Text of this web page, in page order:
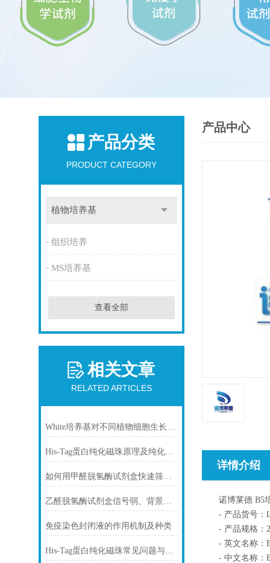
产品分类
PRODUCT CATEGORY
植物培养基
组织培养
MS培养基
查看全部
相关文章
RELATED ARTICLES
White培养基对不同植物细胞生长的影响
His-Tag蛋白纯化磁珠原理及纯化步骤
如何用甲醛脱氢酶试剂盒快速筛查食品中甲醛残留？
乙醛脱氢酶试剂盒信号弱、背景高、重复性差怎么办？
免疫染色封闭液的作用机制及种类
His-Tag蛋白纯化磁珠常见问题与解决方案
产品中心
详情介绍
诺博莱德 B5培
- 产品货号：
- 产品规格：
- 英文名称：
- 中文名称：